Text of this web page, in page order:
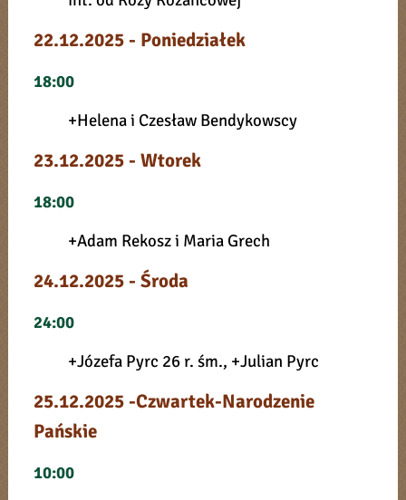
22.12.2025 - Poniedziałek
18:00
+Helena i Czesław Bendykowscy
23.12.2025 - Wtorek
18:00
+Adam Rekosz i Maria Grech
24.12.2025 - Środa
24:00
+Józefa Pyrc 26 r. śm., +Julian Pyrc
25.12.2025 -Czwartek-Narodzenie
Pańskie
10:00